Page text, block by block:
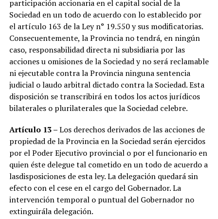
participación accionaria en el capital social de la
Sociedad en un todo de acuerdo con lo establecido por
el artículo 163 de la Ley n° 19.550 y sus modificatorias.
Consecuentemente, la Provincia no tendrá, en ningún
caso, responsabilidad directa ni subsidiaria por las
acciones u omisiones de la Sociedad y no será reclamable
ni ejecutable contra la Provincia ninguna sentencia
judicial o laudo arbitral dictado contra la Sociedad. Esta
disposición se transcribirá en todos los actos jurídicos
bilaterales o plurilaterales que la Sociedad celebre.
Artículo 13 –Los derechos derivados de las acciones de
propiedad de la Provincia en la Sociedad serán ejercidos
por el Poder Ejecutivo provincial o por el funcionario en
quien éste delegue tal cometido en un todo de acuerdo a
lasdisposiciones de esta ley. La delegación quedará sin
efecto con el cese en el cargo del Gobernador. La
intervención temporal o puntual del Gobernador no
extinguirála delegación.